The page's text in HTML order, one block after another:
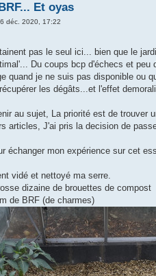
Et oyas
déc. 2020, 17:22
pas le seul ici... bien que le
Du coups bcp d'échecs et
quand je ne suis pas disponible ou
les dégâts...et l'effet
au sujet, La priorité est de trouver
articles, J'ai pris la decision de
échanger mon expérience sur cet
vidé et nettoyé ma serre.
dizaine de brouettes de compost
de BRF (de charmes)